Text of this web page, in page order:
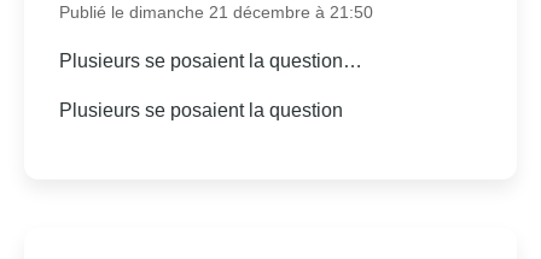
Publié le dimanche 21 décembre à 21:50
Plusieurs se posaient la question…
Plusieurs se posaient la question